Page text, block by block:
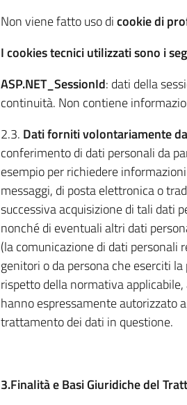
Non viene fatto uso dicookie di
I cookies tecnici utilizzati sono i
ASP.NET_SessionId: dati della
continuità. Non contiene
2.3. Dati forniti volontariamente
conferimento di dati personali da
esempio per richiedere
messaggi, di posta elettronica o
successiva acquisizione di tali dati
nonché di eventuali altri dati
(la comunicazione di dati
genitori o da persona che eserciti
rispetto della normativa
hanno espressamente autorizzato
trattamento dei dati in questione.
3.Finalità e Basi Giuridiche del